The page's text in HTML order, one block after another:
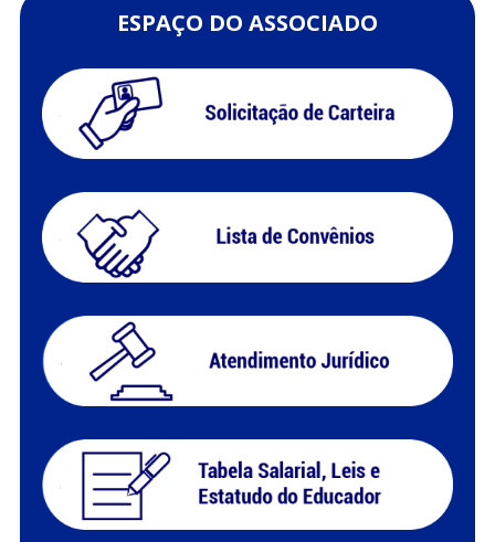
ESPAÇO DO ASSOCIADO